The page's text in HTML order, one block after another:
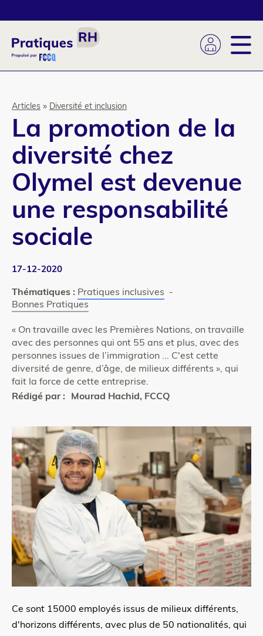
principal
Fil
d'Ariane
Articles Diversité et inclusion
La promotion de la
diversité chez
Olymel est devenue
une responsabilité
sociale
17-12-2020
Thématiques : Pratiques inclusives -
Bonnes Pratiques
« On travaille avec les Premières Nations, on travaille
avec des personnes qui ont 55 ans et plus, avec des
personnes issues de l’immigration ... C'est cette
diversité de genre, d’âge, de milieux différents », qui
fait la force de cette entreprise.
Rédigé par :
Mourad Hachid, FCCQ
Ce sont 15000 employés issus de milieux différents,
d'horizons différents, avec plus de 50 nationalités, qui